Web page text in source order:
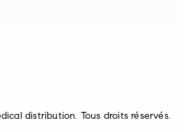
distribution. Tous droits réservés.